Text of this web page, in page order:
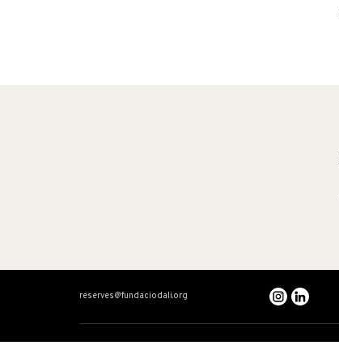
reserves@fundaciodali.org